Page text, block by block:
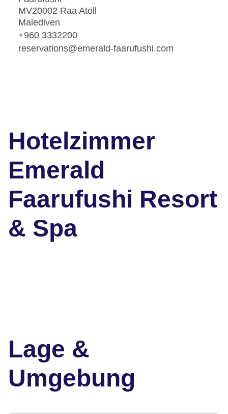
MV20002 Raa Atoll
Malediven
+960 3332200
reservations@emerald-faarufushi.com
Hotelzimmer
Emerald
Faarufushi Resort
& Spa
Lage &
Umgebung